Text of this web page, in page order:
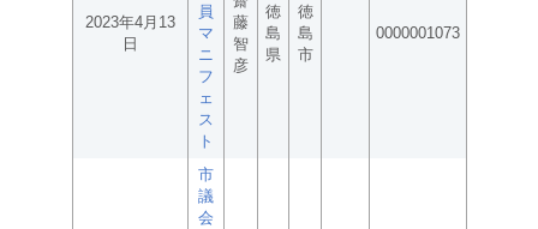
2023年4月13
日
員
マ
ニ
フ
ェ
ス
ト
藤
智
彦
徳
島
県
徳
島
市
0000001073
市
議
会